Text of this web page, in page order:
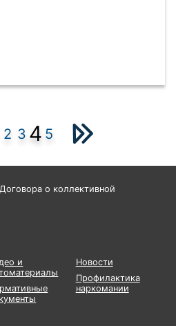
2 3 4 5
о коллективной
и
Новости
Профилактика
наркомании